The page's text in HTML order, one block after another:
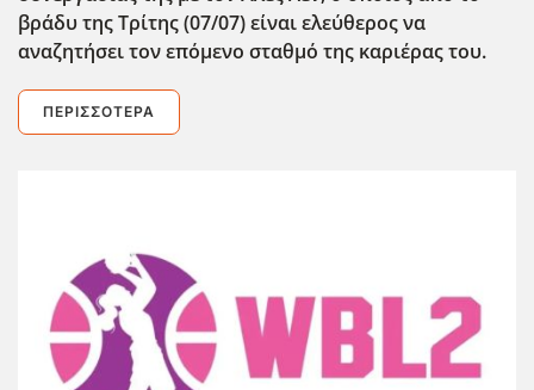
βράδυ της Τρίτης (07/07) είναι ελεύθερος να
αναζητήσει τον επόμενο σταθμό της καριέρας του.
ΠΕΡΙΣΣΌΤΕΡΑ